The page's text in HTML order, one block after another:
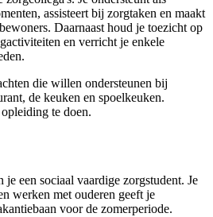
assisteert bij zorgtaken en maakt
Daarnaast houd je toezicht op
en verricht je enkele
die willen ondersteunen bij
de keuken en spoelkeuken.
te doen.
een sociaal vaardige zorgstudent. Je
werken met ouderen geeft je
voor de zomerperiode.